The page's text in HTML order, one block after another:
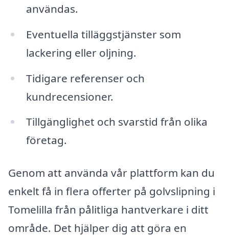
användas.
Eventuella tilläggstjänster som
lackering eller oljning.
Tidigare referenser och
kundrecensioner.
Tillgänglighet och svarstid från olika
företag.
Genom att använda vår plattform kan du
enkelt få in flera offerter på golvslipning i
Tomelilla från pålitliga hantverkare i ditt
område. Det hjälper dig att göra en